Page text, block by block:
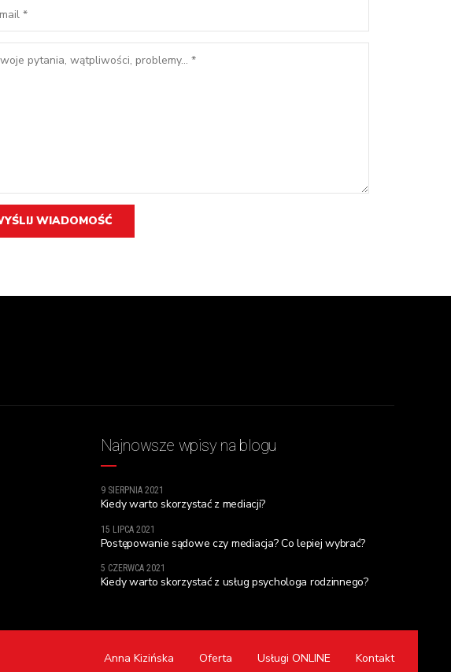
Najnowsze wpisy na blogu
9 SIERPNIA 2021
Kiedy warto skorzystać z mediacji?
15 LIPCA 2021
Postępowanie sądowe czy mediacja? Co lepiej wybrać?
5 CZERWCA 2021
Kiedy warto skorzystać z usług psychologa rodzinnego?
Anna Kizińska Oferta Usługi ONLINE Kontakt